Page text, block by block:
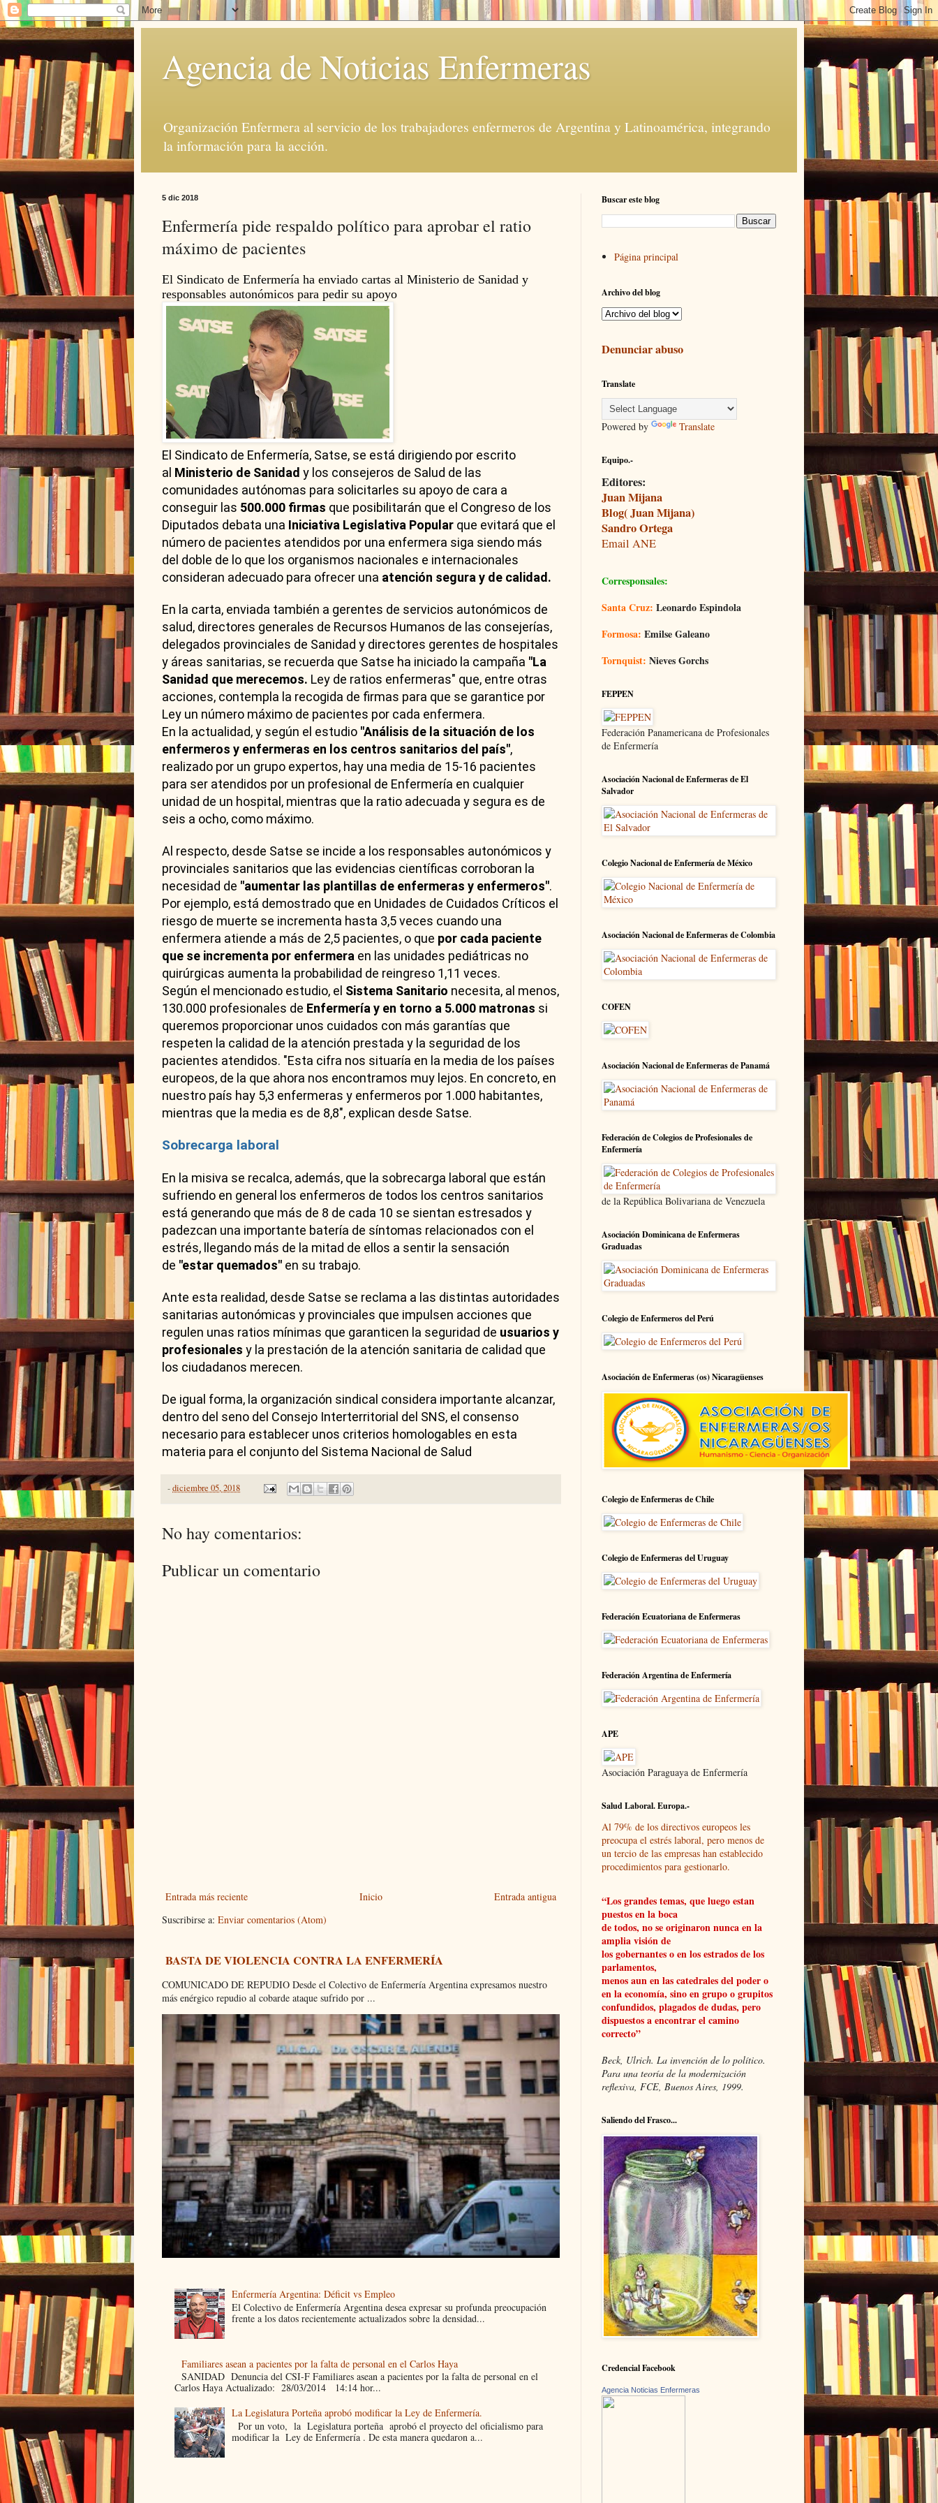
Agencia de Noticias Enfermeras
Organización Enfermera al servicio de los trabajadores enfermeros de Argentina y Latinoamérica, integrando
la información para la acción.
5 dic 2018
Enfermería pide respaldo político para aprobar el ratio
máximo de pacientes
El Sindicato de Enfermería ha enviado cartas al Ministerio de Sanidad y
responsables autonómicos para pedir su apoyo
El Sindicato de Enfermería, Satse, se está dirigiendo por escrito
al Ministerio de Sanidad y los consejeros de Salud de las
comunidades autónomas para solicitarles su apoyo de cara a
conseguir las 500.000 firmas que posibilitarán que el Congreso de los
Diputados debata una Iniciativa Legislativa Popular que evitará que el
número de pacientes atendidos por una enfermera siga siendo más
del doble de lo que los organismos nacionales e internacionales
consideran adecuado para ofrecer una atención segura y de calidad.
En la carta, enviada también a gerentes de servicios autonómicos de
salud, directores generales de Recursos Humanos de las consejerías,
delegados provinciales de Sanidad y directores gerentes de hospitales
y áreas sanitarias, se recuerda que Satse ha iniciado la campaña "La
Sanidad que merecemos. Ley de ratios enfermeras" que, entre otras
acciones, contempla la recogida de firmas para que se garantice por
Ley un número máximo de pacientes por cada enfermera.
En la actualidad, y según el estudio "Análisis de la situación de los
enfermeros y enfermeras en los centros sanitarios del país",
realizado por un grupo expertos, hay una media de 15-16 pacientes
para ser atendidos por un profesional de Enfermería en cualquier
unidad de un hospital, mientras que la ratio adecuada y segura es de
seis a ocho, como máximo.
Al respecto, desde Satse se incide a los responsables autonómicos y
provinciales sanitarios que las evidencias científicas corroboran la
necesidad de "aumentar las plantillas de enfermeras y enfermeros".
Por ejemplo, está demostrado que en Unidades de Cuidados Críticos el
riesgo de muerte se incrementa hasta 3,5 veces cuando una
enfermera atiende a más de 2,5 pacientes, o que por cada paciente
que se incrementa por enfermera en las unidades pediátricas no
quirúrgicas aumenta la probabilidad de reingreso 1,11 veces.
Según el mencionado estudio, el Sistema Sanitario necesita, al menos,
130.000 profesionales de Enfermería y en torno a 5.000 matronas si
queremos proporcionar unos cuidados con más garantías que
respeten la calidad de la atención prestada y la seguridad de los
pacientes atendidos. "Esta cifra nos situaría en la media de los países
europeos, de la que ahora nos encontramos muy lejos. En concreto, en
nuestro país hay 5,3 enfermeras y enfermeros por 1.000 habitantes,
mientras que la media es de 8,8", explican desde Satse.
Sobrecarga laboral
En la misiva se recalca, además, que la sobrecarga laboral que están
sufriendo en general los enfermeros de todos los centros sanitarios
está generando que más de 8 de cada 10 se sientan estresados y
padezcan una importante batería de síntomas relacionados con el
estrés, llegando más de la mitad de ellos a sentir la sensación
de "estar quemados" en su trabajo.
Ante esta realidad, desde Satse se reclama a las distintas autoridades
sanitarias autonómicas y provinciales que impulsen acciones que
regulen unas ratios mínimas que garanticen la seguridad de usuarios y
profesionales y la prestación de la atención sanitaria de calidad que
los ciudadanos merecen.
De igual forma, la organización sindical considera importante alcanzar,
dentro del seno del Consejo Interterritorial del SNS, el consenso
necesario para establecer unos criterios homologables en esta
materia para el conjunto del Sistema Nacional de Salud
-diciembre 05, 2018
No hay comentarios:
Publicar un comentario
Entrada más reciente Entrada antigua
Inicio
Suscribirse a: Enviar comentarios (Atom)
BASTA DE VIOLENCIA CONTRA LA ENFERMERÍA
COMUNICADO DE REPUDIO Desde el Colectivo de Enfermería Argentina expresamos nuestro
más enérgico repudio al cobarde ataque sufrido por ...
Enfermería Argentina: Déficit vs Empleo
El Colectivo de Enfermería Argentina desea expresar su profunda preocupación
frente a los datos recientemente actualizados sobre la densidad...
Familiares asean a pacientes por la falta de personal en el Carlos Haya
SANIDAD Denuncia del CSI-F Familiares asean a pacientes por la falta de personal en el
Carlos Haya Actualizado: 28/03/2014 14:14 hor...
La Legislatura Porteña aprobó modificar la Ley de Enfermería.
Por un voto, la Legislatura porteña aprobó el proyecto del oficialismo para
modificar la Ley de Enfermería . De esta manera quedaron a...
Buscar este blog
Página principal
Archivo del blog
Denunciar abuso
Translate
Powered by Translate
Equipo.-
Editores:
Juan Mijana
Blog( Juan Mijana)
Sandro Ortega
Email ANE
Corresponsales:
Santa Cruz: Leonardo Espindola
Formosa: Emilse Galeano
Tornquist: Nieves Gorchs
FEPPEN
Federación Panamericana de Profesionales
de Enfermería
Asociación Nacional de Enfermeras de El
Salvador
Colegio Nacional de Enfermería de México
Asociación Nacional de Enfermeras de Colombia
COFEN
Asociación Nacional de Enfermeras de Panamá
Federación de Colegios de Profesionales de
Enfermería
de la República Bolivariana de Venezuela
Asociación Dominicana de Enfermeras
Graduadas
Colegio de Enfermeros del Perú
Asociación de Enfermeras (os) Nicaragüenses
Colegio de Enfermeras de Chile
Colegio de Enfermeras del Uruguay
Federación Ecuatoriana de Enfermeras
Federación Argentina de Enfermería
APE
Asociación Paraguaya de Enfermería
Salud Laboral. Europa.-
Al 79% de los directivos europeos les
preocupa el estrés laboral, pero menos de
un tercio de las empresas han establecido
procedimientos para gestionarlo.
“Los grandes temas, que luego estan
puestos en la boca
de todos, no se originaron nunca en la
amplia visión de
los gobernantes o en los estrados de los
parlamentos,
menos aun en las catedrales del poder o
en la economía, sino en grupo o grupitos
confundidos, plagados de dudas, pero
dispuestos a encontrar el camino
correcto”
Beck, Ulrich. La invención de lo político.
Para una teoría de la modernización
reflexiva, FCE, Buenos Aires, 1999.
Saliendo del Frasco...
Credencial Facebook
Agencia Noticias Enfermeras